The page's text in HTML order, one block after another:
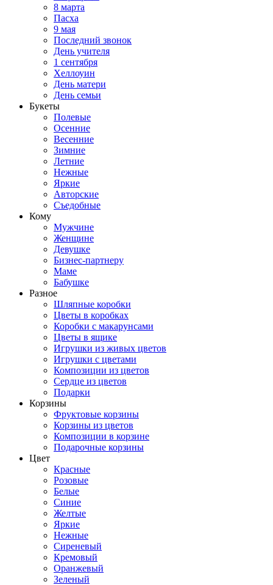
8 марта
Пасха
9 мая
Последний звонок
День учителя
1 сентября
Хеллоуин
День матери
День семьи
Букеты
Полевые
Осенние
Весенние
Зимние
Летние
Нежные
Яркие
Авторские
Съедобные
Кому
Мужчине
Женщине
Девушке
Бизнес-партнеру
Маме
Бабушке
Разное
Шляпные коробки
Цветы в коробках
Коробки с макарунсами
Цветы в ящике
Игрушки из живых цветов
Игрушки с цветами
Композиции из цветов
Сердце из цветов
Подарки
Корзины
Фруктовые корзины
Корзины из цветов
Композиции в корзине
Подарочные корзины
Цвет
Красные
Розовые
Белые
Синие
Желтые
Яркие
Нежные
Сиреневый
Кремовый
Оранжевый
Зеленый